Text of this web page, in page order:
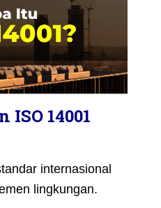
ISO 14001
internasional
lingkungan.